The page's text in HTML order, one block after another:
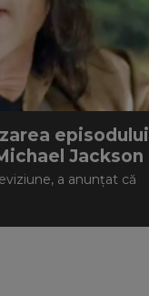
episodului
Jackson
a anunțat că